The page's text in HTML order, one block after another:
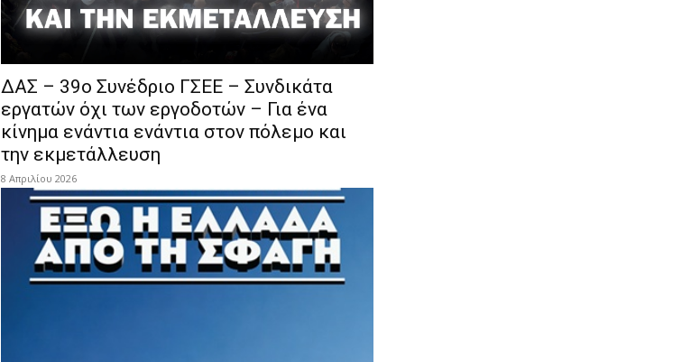
ΔΑΣ – 39ο Συνέδριο ΓΣΕΕ – Συνδικάτα
εργατών όχι των εργοδοτών – Για ένα
κίνημα ενάντια ενάντια στον πόλεμο και
την εκμετάλλευση
8 Απριλίου 2026